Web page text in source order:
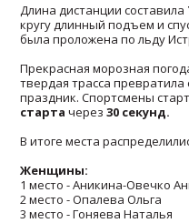
Длина дистанции составила
кругу длинный подъем и
была проложена по льду
Прекрасная морозная
твердая трасса
праздник. Спортсмены
старта через30 секунд.
В итоге места
Женщины:
1 место - Аникина-Овечко
2 место - Опалева Ольга
3 место - Гоняева Наталья